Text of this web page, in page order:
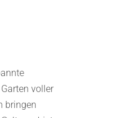
voller
bringen